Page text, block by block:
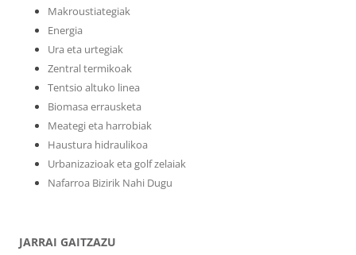
Makroustiategiak
Energia
Ura eta urtegiak
Zentral termikoak
Tentsio altuko linea
Biomasa errausketa
Meategi eta harrobiak
Haustura hidraulikoa
Urbanizazioak eta golf zelaiak
Nafarroa Bizirik Nahi Dugu
JARRAI GAITZAZU